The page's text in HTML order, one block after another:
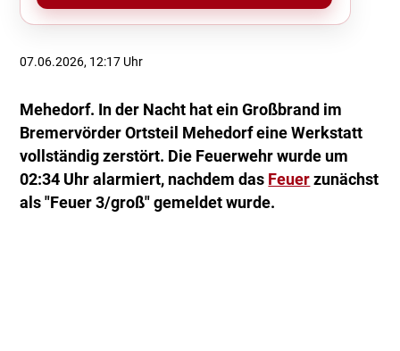
07.06.2026, 12:17 Uhr
Mehedorf. In der Nacht hat ein Großbrand im
Bremervörder Ortsteil Mehedorf eine Werkstatt
vollständig zerstört. Die Feuerwehr wurde um
02:34 Uhr alarmiert, nachdem das Feuer zunächst
als "Feuer 3/groß" gemeldet wurde.